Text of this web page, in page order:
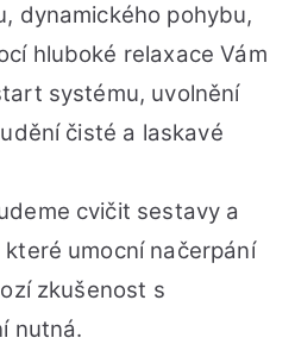
28.
dynamického pohybu,
hluboké relaxace Vám
systému, uvolnění
čisté a laskavé
cvičit sestavy a
umocní načerpání
zkušenost s
nutná.